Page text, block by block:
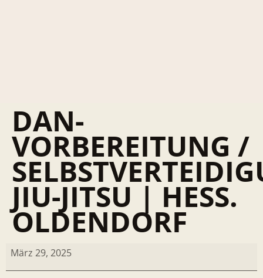
DAN-
VORBEREITUNG /
JIU-JITSU | HESS.
OLDENDORF
März 29, 2025